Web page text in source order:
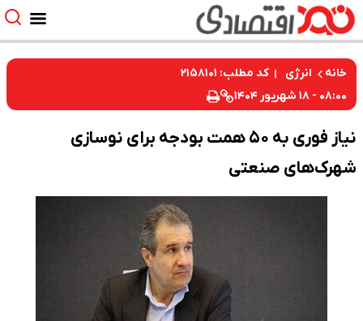
خانه انرژی
کد مطلب: ۲۱۵۸۱۰۱
۰۸:۰۰ - ۱۸ شهریور ۱۴۰۴
نیاز فوری به ۵۰ همت بودجه برای نوسازی
شهرک‌های صنعتی